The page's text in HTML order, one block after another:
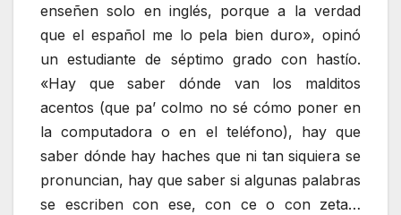
enseñen solo en inglés, porque a la verdad
que el español me lo pela bien duro», opinó
un estudiante de séptimo grado con hastío.
«Hay que saber dónde van los malditos
acentos (que pa’ colmo no sé cómo poner en
la computadora o en el teléfono), hay que
saber dónde hay haches que ni tan siquiera se
pronuncian, hay que saber si algunas palabras
se escriben con ese, con ce o con zeta…